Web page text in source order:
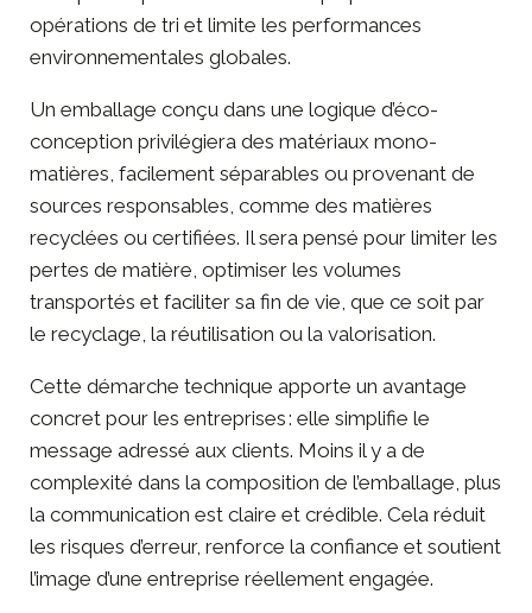
opérations de tri et limite les performances
environnementales globales.
Un emballage conçu dans une logique d’éco-
conception privilégiera des matériaux mono-
matières, facilement séparables ou provenant de
sources responsables, comme des matières
recyclées ou certifiées. Il sera pensé pour limiter les
pertes de matière, optimiser les volumes
transportés et faciliter sa fin de vie, que ce soit par
le recyclage, la réutilisation ou la valorisation.
Cette démarche technique apporte un avantage
concret pour les entreprises : elle simplifie le
message adressé aux clients. Moins il y a de
complexité dans la composition de l’emballage, plus
la communication est claire et crédible. Cela réduit
les risques d’erreur, renforce la confiance et soutient
l’image d’une entreprise réellement engagée.